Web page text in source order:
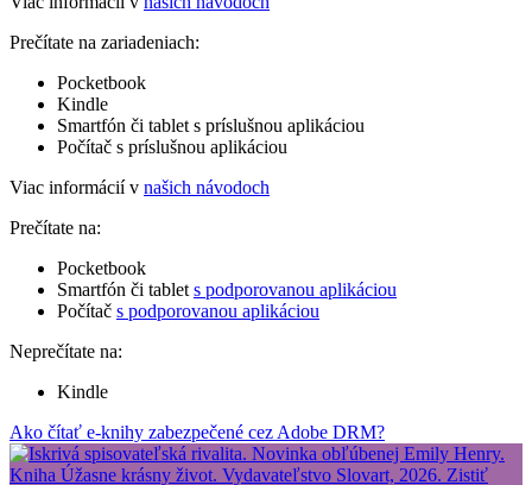
Prečítate na zariadeniach:
Pocketbook
Kindle
Smartfón či tablet s príslušnou aplikáciou
Počítač s príslušnou aplikáciou
Viac informácií v našich návodoch
Prečítate na:
Pocketbook
Smartfón či tablet s podporovanou aplikáciou
Počítač s podporovanou aplikáciou
Neprečítate na:
Kindle
Ako čítať e-knihy zabezpečené cez Adobe DRM?